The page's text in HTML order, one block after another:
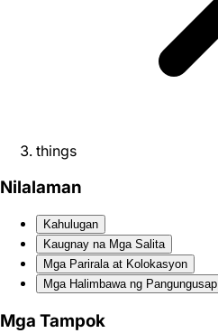
things
Nilalaman
Kahulugan
Kaugnay na Mga Salita
Mga Parirala at Kolokasyon
Mga Halimbawa ng Pangungusap
Mga Tampok